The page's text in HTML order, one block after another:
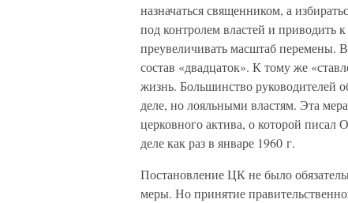
назначаться священником, а
под контролем властей и приводить
преувеличивать масштаб перемены.
состав «двадцаток». К тому же
жизнь. Большинство
деле, но лояльными властям. Эта
церковного актива, о которой писал
деле как раз в январе 1960 г.
Постановление ЦК не было
меры. Но принятие